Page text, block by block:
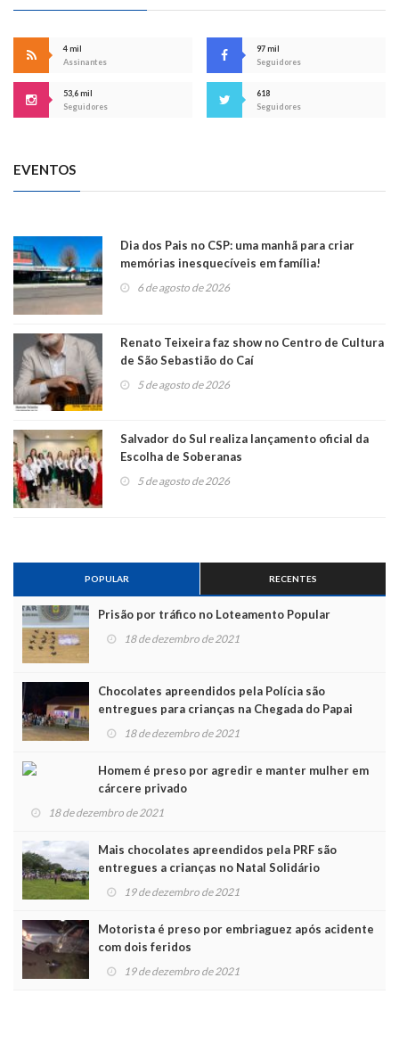
4 mil
Assinantes
97 mil
Seguidores
53,6 mil
Seguidores
618
Seguidores
EVENTOS
Dia dos Pais no CSP: uma manhã para criar
memórias inesquecíveis em família!
6 de agosto de 2026
Renato Teixeira faz show no Centro de Cultura
de São Sebastião do Caí
5 de agosto de 2026
Salvador do Sul realiza lançamento oficial da
Escolha de Soberanas
5 de agosto de 2026
POPULAR RECENTES
Prisão por tráfico no Loteamento Popular
18 de dezembro de 2021
Chocolates apreendidos pela Polícia são
entregues para crianças na Chegada do Papai
Noel 18 de dezembro de 2021
Homem é preso por agredir e manter mulher em
cárcere privado
18 de dezembro de 2021
Mais chocolates apreendidos pela PRF são
entregues a crianças no Natal Solidário
19 de dezembro de 2021
Motorista é preso por embriaguez após acidente
com dois feridos
19 de dezembro de 2021